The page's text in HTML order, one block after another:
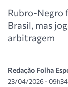
Rubro-Negro
Brasil, mas
arbitragem
Redação Folha
23/04/2026 - 09h34